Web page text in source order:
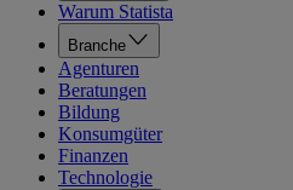
Warum Statista
Branche
Agenturen
Beratungen
Bildung
Konsumgüter
Finanzen
Technologie